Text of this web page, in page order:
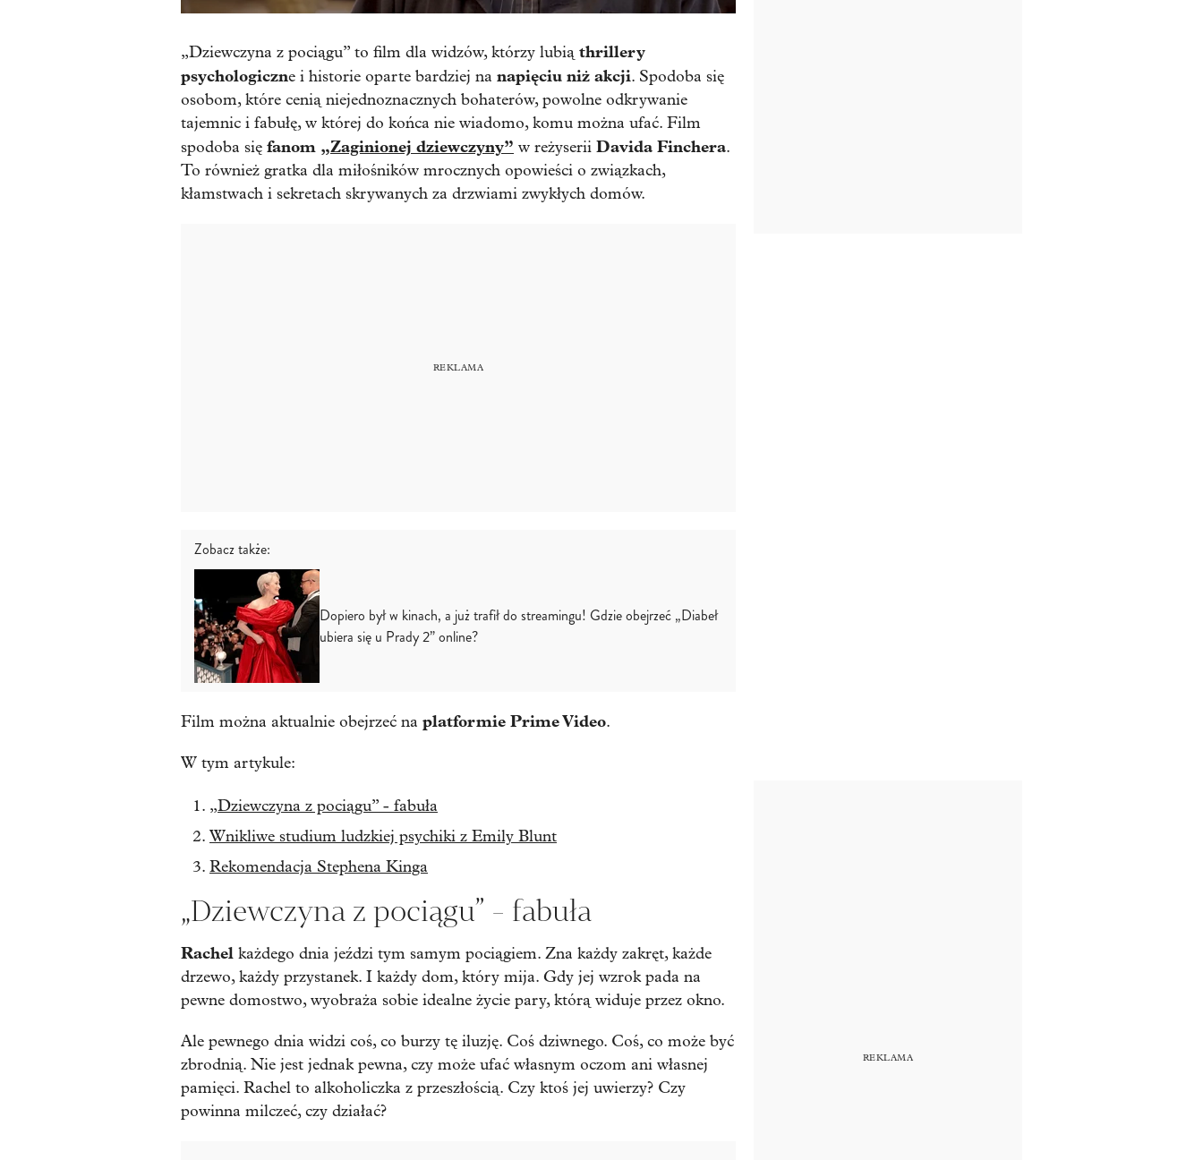
„Dziewczyna z pociągu” to film dla widzów, którzy lubią thrillery
psychologiczne i historie oparte bardziej na napięciu niż akcji. Spodoba się
osobom, które cenią niejednoznacznych bohaterów, powolne odkrywanie
tajemnic i fabułę, w której do końca nie wiadomo, komu można ufać. Film
spodoba się fanom „Zaginionej dziewczyny” w reżyserii Davida Finchera.
To również gratka dla miłośników mrocznych opowieści o związkach,
kłamstwach i sekretach skrywanych za drzwiami zwykłych domów.
Zobacz także:
Dopiero był w kinach, a już trafił do streamingu! Gdzie obejrzeć „Diabeł
ubiera się u Prady 2” online?
Film można aktualnie obejrzeć na platformie Prime Video.
W tym artykule:
„Dziewczyna z pociągu” - fabuła
Wnikliwe studium ludzkiej psychiki z Emily Blunt
Rekomendacja Stephena Kinga
„Dziewczyna z pociągu” - fabuła
Rachel każdego dnia jeździ tym samym pociągiem. Zna każdy zakręt, każde
drzewo, każdy przystanek. I każdy dom, który mija. Gdy jej wzrok pada na
pewne domostwo, wyobraża sobie idealne życie pary, którą widuje przez okno.
Ale pewnego dnia widzi coś, co burzy tę iluzję. Coś dziwnego. Coś, co może być
zbrodnią. Nie jest jednak pewna, czy może ufać własnym oczom ani własnej
pamięci. Rachel to alkoholiczka z przeszłością. Czy ktoś jej uwierzy? Czy
powinna milczeć, czy działać?